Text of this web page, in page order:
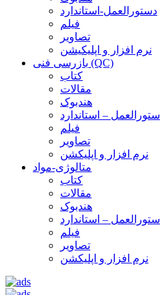
دستورالعمل-استاندارد
فیلم
تصاویر
نرم افزار و اپلیکیشن
بازرسی فنی (QC)
کتاب
مقالات
هندبوک
– استاندارد
فیلم
تصاویر
نرم افزار و اپلیکشن
متالوژی-مواد
کتاب
مقالات
هندبوک
– استاندارد
فیلم
تصاویر
نرم افزار و اپلیکشن